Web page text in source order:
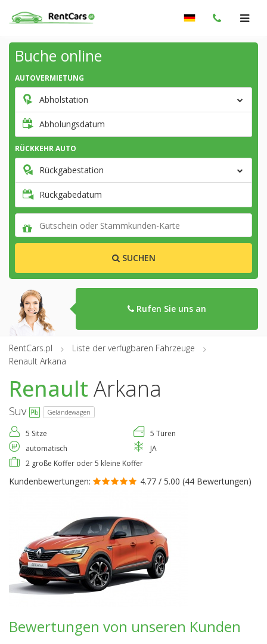
Buche online
AUTOVERMIETUNG
Abholstation
Abholungsdatum
RÜCKKEHR AUTO
Rückgabestation
Rückgabedatum
SUCHEN
Rufen Sie uns an
RentCars.pl
Liste der verfügbaren Fahrzeuge
Renault Arkana
Renault Arkana
Suv Geländewagen
5 Sitze
5 Türen
automatisch
JA
2 große Koffer oder 5 kleine Koffer
Kundenbewertungen: 4.77 / 5.00 (44 Bewertungen)
Bewertungen von unseren Kunden